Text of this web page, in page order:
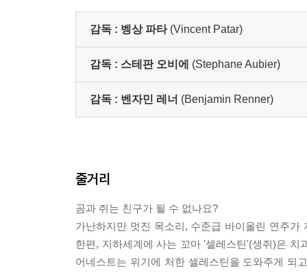
감독 : 벵상 파타 (Vincent Patar)
감독 : 스테판 오비에 (Stephane Aubier)
감독 : 벤자민 레너 (Benjamin Renner)
줄거리
곰과 쥐는 친구가 될 수 없나요?
가난하지만 멋진 목소리, 수준급 바이올린 연주
한편, 지하세계에 사는 꼬마 '셀레스틴'(생쥐)은
어네스트는 위기에 처한 셀레스틴을 도와주게 되